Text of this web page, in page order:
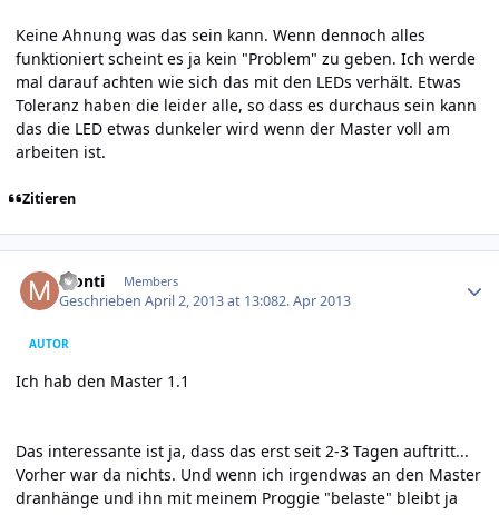
Keine Ahnung was das sein kann. Wenn dennoch alles
funktioniert scheint es ja kein "Problem" zu geben. Ich werde
mal darauf achten wie sich das mit den LEDs verhält. Etwas
Toleranz haben die leider alle, so dass es durchaus sein kann
das die LED etwas dunkeler wird wenn der Master voll am
arbeiten ist.
Zitieren
Monti Members
GeschriebenApril 2, 2013 at 13:082. Apr 2013
AUTOR
Ich hab den Master 1.1
Das interessante ist ja, dass das erst seit 2-3 Tagen auftritt...
Vorher war da nichts. Und wenn ich irgendwas an den Master
dranhänge und ihn mit meinem Proggie "belaste" bleibt ja